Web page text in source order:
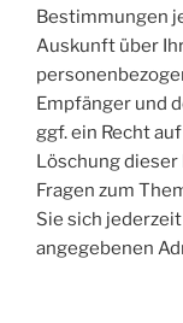
Bestimmungen
Auskunft über
Empfänger und
ggf. ein Recht
Löschung dieser
Fragen zum
Sie sich
angegebenen